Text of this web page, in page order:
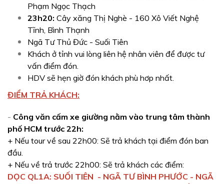
Phạm Ngọc Thạch
23h20: Cây xăng Thị Nghè - 160 Xô Viết Nghệ
Tĩnh, Bình Thạnh
Ngã Tư Thủ Đức - Suối Tiên
Khách ở tỉnh vui lòng liên hệ nhân viên để được tư
vấn điểm đón.
HDV sẽ hẹn giờ đón khách phù hơp nhất.
ĐIỂM TRẢ KHÁCH:
- Công văn cấm xe giường nằm vào trung tâm thành
phố HCM trước 22h:
+ Nếu tour về sau 22h00: Sẽ trả khách tại điểm đón ban
đầu.
​+ Nếu về trả trước 22h00: Sẽ trả khách các điểm:
DỌC QL1A: SUỐI TIÊN - NGÃ TƯ BÌNH PHƯỚC - NGÃ